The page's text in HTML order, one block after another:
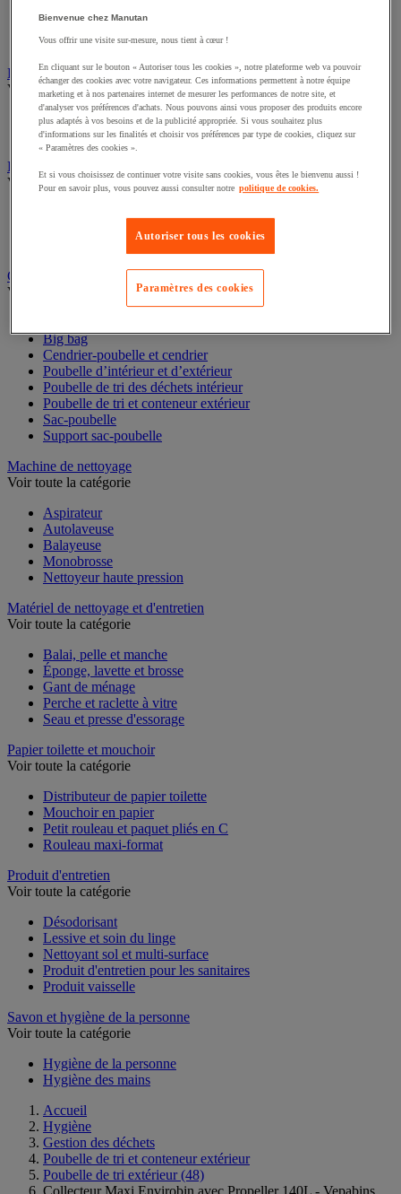
Équipement douche
Équipement salle de bain
Essuie-mains et distributeur d’essuie-mains
Voir toute la catégorie
Distributeur d'essuie-mains
Essuie-mains en feuilles ou rouleau
Essuyage industriel
Voir toute la catégorie
Chiffons textile et non-tissé
Gestion des déchets
Voir toute la catégorie
Benne
Big bag
Cendrier-poubelle et cendrier
Poubelle d’intérieur et d’extérieur
Poubelle de tri des déchets intérieur
Poubelle de tri et conteneur extérieur
Sac-poubelle
Machine de nettoyage
Aspirateur
Autolaveuse
Balayeuse
Monobrosse
Matériel de nettoyage et d'entretien
Balai, pelle et manche
Éponge, lavette et brosse
Gant de ménage
Perche et raclette à vitre
Papier toilette et mouchoir
Distributeur de papier toilette
Mouchoir en papier
Petit rouleau et paquet pliés en C
Produit d'entretien
Désodorisant
Lessive et soin du linge
Nettoyant sol et multi-surface
Produit d'entretien pour les sanitaires
Savon et hygiène de la personne
Hygiène de la personne
Accueil
Hygiène
Gestion des déchets
Poubelle de tri et conteneur extérieur
Poubelle de tri extérieur (48)
Bienvenue chez Manutan
Vous offrir une visite sur-mesure, nous tient à cœur !
En cliquant sur le bouton « Autoriser tous les cookies », notre plateforme web va pouvoir
échanger des cookies avec votre navigateur. Ces informations permettent à notre équipe
marketing et à nos partenaires internet de mesurer les performances de notre site, et
d'analyser vos préférences d'achats. Nous pouvons ainsi vous proposer des produits encore
plus adaptés à vos besoins et de la publicité appropriée. Si vous souhaitez plus
d'informations sur les finalités et choisir vos préférences par type de cookies, cliquez sur
« Paramètres des cookies ».
Et si vous choisissez de continuer votre visite sans cookies, vous êtes le bienvenu aussi !
Pour en savoir plus, vous pouvez aussi consulter notre politique de cookies.
Autoriser tous les cookies
Paramètres des cookies